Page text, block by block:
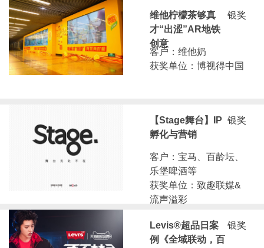
银奖
维他柠檬茶够真
才“出涩”AR地铁
创意
客户：维他奶
获奖单位：博视得中国
银奖
【Stage舞台】IP
孵化与营销
客户：宝马、百龄坛、
乐堡啤酒等
获奖单位：致趣联媒&
流声溢彩
银奖
Levis®超品日案
例《全域联动，百